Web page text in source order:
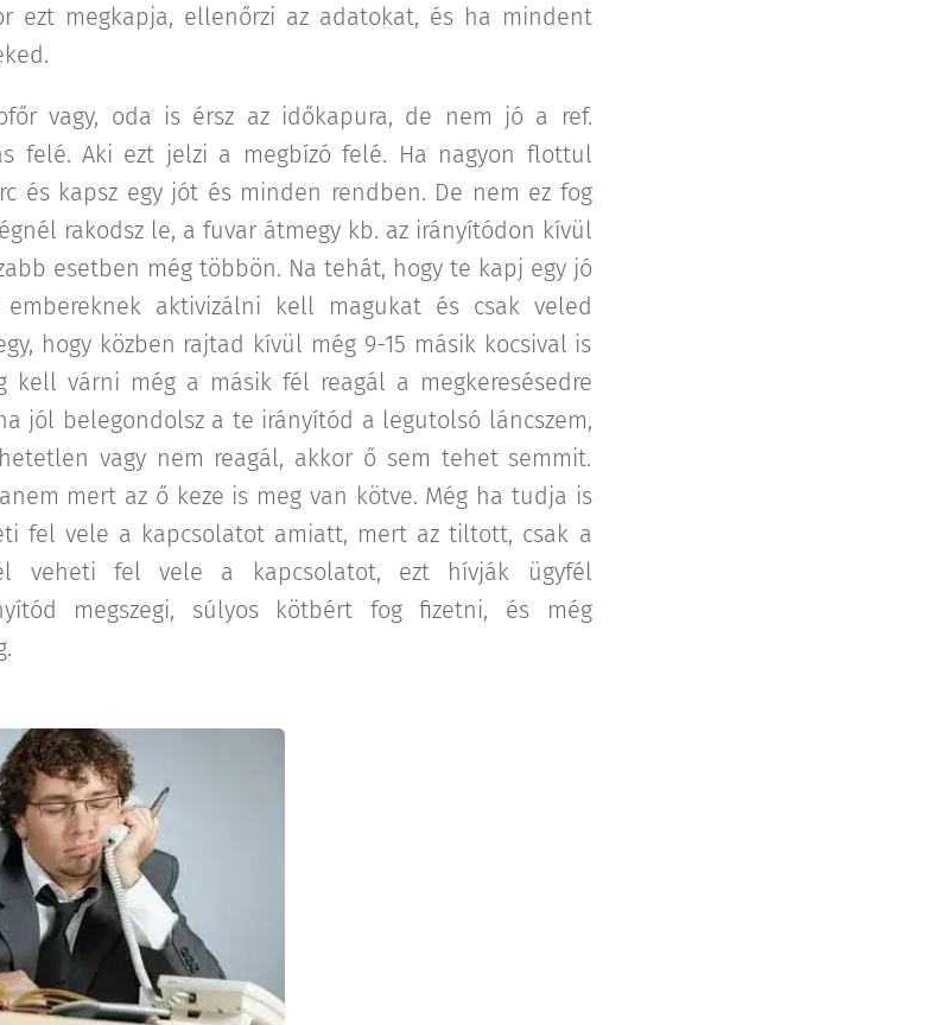
ezt megkapja, ellenőrzi az adatokat, és ha mindent
vagy, oda is érsz az időkapura, de nem jó a ref.
felé. Aki ezt jelzi a megbízó felé. Ha nagyon flottul
és kapsz egy jót és minden rendben. De nem ez fog
rakodsz le, a fuvar átmegy kb. az irányítódon kívül
esetben még többön. Na tehát, hogy te kapj egy jó
embereknek aktivizálni kell magukat és csak veled
hogy közben rajtad kívül még 9-15 másik kocsival is
kell várni még a másik fél reagál a megkeresésedre
jól belegondolsz a te irányítód a legutolsó láncszem,
vagy nem reagál, akkor ő sem tehet semmit.
mert az ő keze is meg van kötve. Még ha tudja is
fel vele a kapcsolatot amiatt, mert az tiltott, csak a
veheti fel vele a kapcsolatot, ezt hívják ügyfél
megszegi, súlyos kötbért fog fizetni, és még